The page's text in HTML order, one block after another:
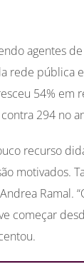
agentes
rede pública
54% em
294 no
recurso
motivados.
Ramal.
começar